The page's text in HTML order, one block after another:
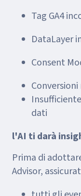
Tag GA4
DataLayer
Consent
dati
l'AI ti darà
Prima di
Advisor,